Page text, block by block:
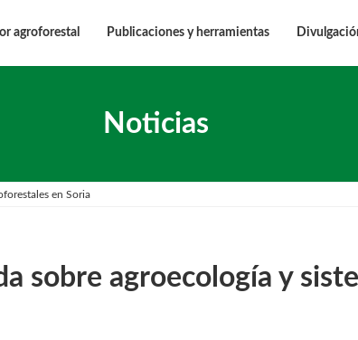
agroforestal Publicaciones y herramientas
Noticias
en Soria
sobre agroecología y